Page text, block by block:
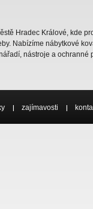
Hradec Králové, kde
Nabízíme nábytkové
nástroje a ochranné
zajímavosti